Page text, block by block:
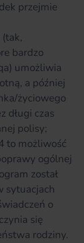
przejmie
bardzo
umożliwia
a później
życiowego
długi czas
polisy;
to możliwość
ogólnej
został
sytuacjach
o
się
rodziny.